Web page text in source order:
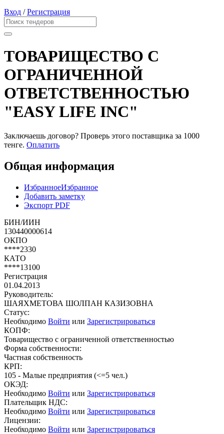
Вход /Регистрация
ТОВАРИЩЕСТВО С
ОГРАНИЧЕННОЙ
ОТВЕТСТВЕННОСТЬЮ
"EASY LIFE INC"
Заключаешь договор? Проверь этого поставщика за 1000
тенге. Оплатить
Общая информация
ИзбранноеИзбранное
Добавить заметку
Экспорт PDF
БИН/ИИН
130440000614
ОКПО
****2330
КАТО
****13100
Регистрация
01.04.2013
Руководитель:
ШАЯХМЕТОВА ШОЛПАН КАЗИЗОВНА
Статус:
Необходимо Войти или Зарегистрироваться
КОПФ:
Товарищество с ограниченной ответственностью
Форма собственности:
Частная собственность
КРП:
105 - Малые предприятия (<=5 чел.)
ОКЭД:
Необходимо Войти или Зарегистрироваться
Плательщик НДС:
Необходимо Войти или Зарегистрироваться
Лицензии:
Необходимо Войти или Зарегистрироваться